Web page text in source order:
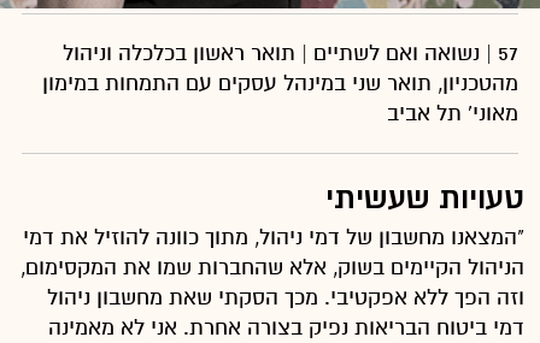
57 | נשואה ואם לשתיים | תואר ראשון בכלכלה וניהול
מהטכניון, תואר שני במינהל עסקים עם התמחות במימון
מאוני' תל אביב
טעויות שעשיתי
"המצאנו מחשבון של דמי ניהול, מתוך כוונה להוזיל את דמי
הניהול הקיימים בשוק, אלא שהחברות שמו את המקסימום,
וזה הפך ללא אפקטיבי. מכך הסקתי שאת מחשבון ניהול
דמי ביטוח הבריאות נפיק בצורה אחרת. אני לא מאמינה